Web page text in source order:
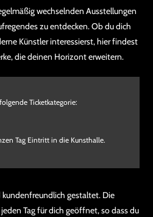
wechselnden Ausstellungen
zu entdecken. Ob du dich
Künstler interessierst, hier findest
die deinen Horizont erweitern.
Ticketkategorie:
Tag Eintritt in die Kunsthalle.
gestaltet. Die
Tag für dich geöffnet, so dass du